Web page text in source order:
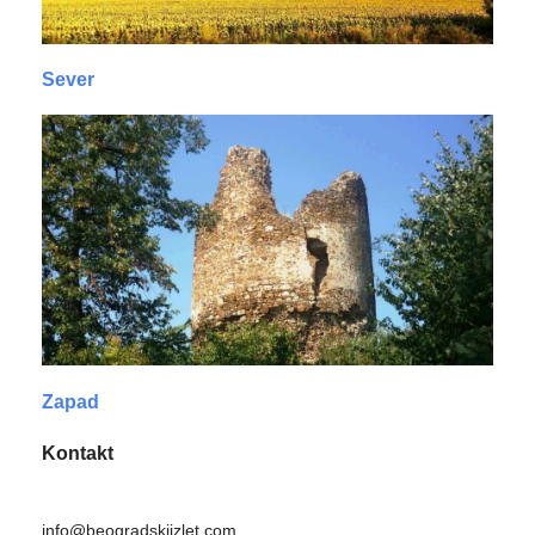
Sever
Zapad
Kontakt
info@beogradskiizlet.com